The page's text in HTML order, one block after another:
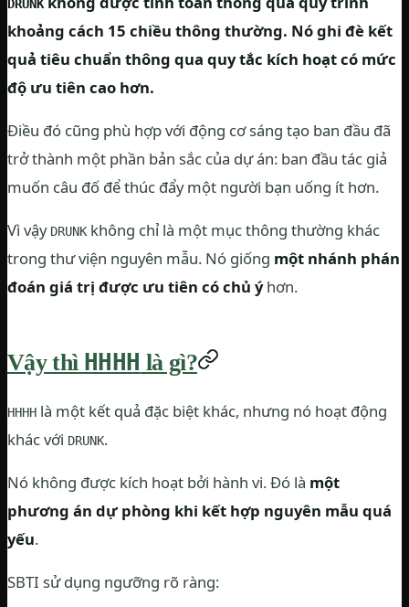
DRUNK
khoảng cách 15 chiều thông thường. Nó ghi đè kết
quả tiêu chuẩn thông qua quy tắc kích hoạt có mức
độ ưu tiên cao hơn.
Điều đó cũng phù hợp với động cơ sáng tạo ban đầu đã
trở thành một phần bản sắc của dự án: ban đầu tác giả
muốn câu đố để thúc đẩy một người bạn uống ít hơn.
Vì vậy DRUNK không chỉ là một mục thông thường khác
trong thư viện nguyên mẫu. Nó giống một nhánh phán
đoán giá trị được ưu tiên có chủ ýhơn.
Vậy thì HHHH là gì?
HHHH là một kết quả đặc biệt khác, nhưng nó hoạt động
khác với DRUNK.
Nó không được kích hoạt bởi hành vi. Đó là một
phương án dự phòng khi kết hợp nguyên mẫu quá
yếu.
SBTI sử dụng ngưỡng rõ ràng: